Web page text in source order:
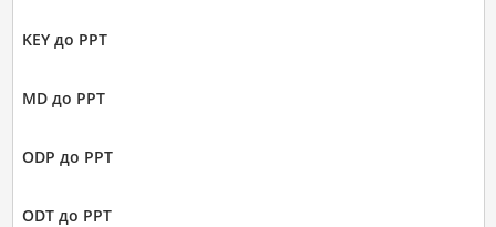
KEY до PPT
MD до PPT
ODP до PPT
ODT до PPT